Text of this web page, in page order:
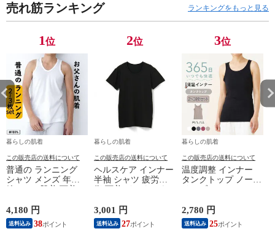
売れ筋ランキング ランキングをもっと見る
1位
暮らしの肌着
この販売店の送料について
普通の ランニング
シャツ メンズ 年間
ンクトップ ノースリ
ーブ インナー 紳士
男性 シニア 抗菌 防
4,180 円
送料込み 38
2位
暮らしの肌着
この販売店の送料について
ヘルスケア インナー
半袖 シャツ 疲労回
外線 疲労軽減 ボデ
ィケア 健康 プレゼ
ント ギフト ヘルス
3,001 円
送料込み 27
3位
暮らしの肌着
この販売店の送料について
温度調整 インナー
タンクトップ ノース
オフホワイト/ブラウ
ン/ブラック/チャコ
ールグレー/ピンク
2,780 円
送料込み 25